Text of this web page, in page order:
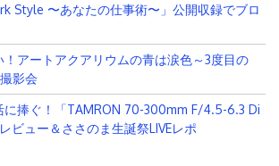
Style 〜あなたの仕事術〜」公開収録でブロ
！アートアクアリウムの青は涙色～3度目の
撮影会
に捧ぐ！「TAMRON 70-300mm F/4.5-6.3 Di
ビュー＆ささのま生誕祭LIVEレポ